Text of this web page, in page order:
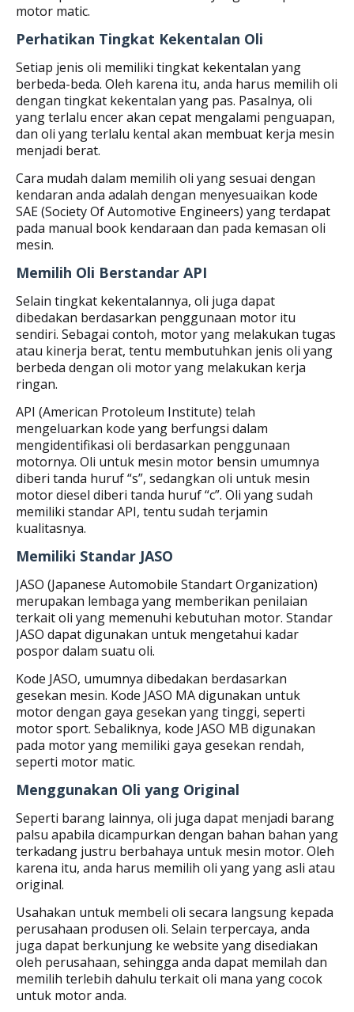
motor matic.
Perhatikan Tingkat Kekentalan Oli
Setiap jenis oli memiliki tingkat kekentalan yang
berbeda-beda. Oleh karena itu, anda harus memilih oli
dengan tingkat kekentalan yang pas. Pasalnya, oli
yang terlalu encer akan cepat mengalami penguapan,
dan oli yang terlalu kental akan membuat kerja mesin
menjadi berat.
Cara mudah dalam memilih oli yang sesuai dengan
kendaran anda adalah dengan menyesuaikan kode
SAE (Society Of Automotive Engineers) yang terdapat
pada manual book kendaraan dan pada kemasan oli
mesin.
Memilih Oli Berstandar API
Selain tingkat kekentalannya, oli juga dapat
dibedakan berdasarkan penggunaan motor itu
sendiri. Sebagai contoh, motor yang melakukan tugas
atau kinerja berat, tentu membutuhkan jenis oli yang
berbeda dengan oli motor yang melakukan kerja
ringan.
API (American Protoleum Institute) telah
mengeluarkan kode yang berfungsi dalam
mengidentifikasi oli berdasarkan penggunaan
motornya. Oli untuk mesin motor bensin umumnya
diberi tanda huruf “s”, sedangkan oli untuk mesin
motor diesel diberi tanda huruf “c”. Oli yang sudah
memiliki standar API, tentu sudah terjamin
kualitasnya.
Memiliki Standar JASO
JASO (Japanese Automobile Standart Organization)
merupakan lembaga yang memberikan penilaian
terkait oli yang memenuhi kebutuhan motor. Standar
JASO dapat digunakan untuk mengetahui kadar
pospor dalam suatu oli.
Kode JASO, umumnya dibedakan berdasarkan
gesekan mesin. Kode JASO MA digunakan untuk
motor dengan gaya gesekan yang tinggi, seperti
motor sport. Sebaliknya, kode JASO MB digunakan
pada motor yang memiliki gaya gesekan rendah,
seperti motor matic.
Menggunakan Oli yang Original
Seperti barang lainnya, oli juga dapat menjadi barang
palsu apabila dicampurkan dengan bahan bahan yang
terkadang justru berbahaya untuk mesin motor. Oleh
karena itu, anda harus memilih oli yang yang asli atau
original.
Usahakan untuk membeli oli secara langsung kepada
perusahaan produsen oli. Selain terpercaya, anda
juga dapat berkunjung ke website yang disediakan
oleh perusahaan, sehingga anda dapat memilah dan
memilih terlebih dahulu terkait oli mana yang cocok
untuk motor anda.